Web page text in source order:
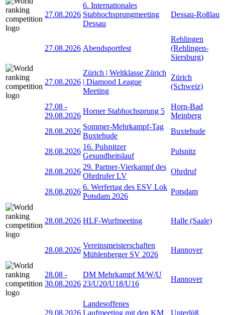
27.08.2026
6. Internationales
Stabhochsprungmeeting
Dessau
Dessau-Roßlau
27.08.2026 Abendsportfest
Rehlingen
(Rehlingen-
Siersburg)
27.08.2026
Zürich | Weltklasse Zürich
| Diamond League
Meeting
Zürich
(Schweiz)
27.08 -
29.08.2026
Horner Stabhochsprung 5
Horn-Bad
Meinberg
28.08.2026
Sommer-Mehrkampf-Tag
Buxtehude
Buxtehude
28.08.2026
16. Pulsnitzer
Gesundheitslauf
Pulsnitz
28.08.2026
29. Partner-Vierkampf des
Ohrdrufer LV
Ohrdruf
28.08.2026
6. Werfertag des ESV Lok
Potsdam 2026
Potsdam
28.08.2026 HLF-Wurfmeeting Halle (Saale)
28.08.2026
Vereinsmeisterschaften
Mühlenberger SV 2026
Hannover
28.08 -
30.08.2026
DM Mehrkampf M/W/U
23/U20/U18/U16
Hannover
29.08.2026
Landesoffenes
Laufmeeting mit den KM
Unterlüß